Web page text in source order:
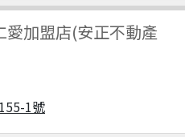
愛加盟店(安正不動產
1號